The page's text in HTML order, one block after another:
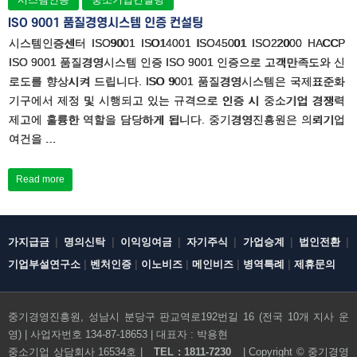
전화문의하기
ISO 9001 품질경영시스템 인증 컨설팅
시스템인증센터 ISO9001 ISO14001 ISO45001 ISO22000 HACCP
ISO 9001 품질경영시스템 인증 ISO 9001 인증으로 고객만족도와 신
로도를 향상시켜 드립니다. ISO 9001 품질경영시스템은 국제표준화
기구에서 제정 및 시행되고 있는 규격으로 인증 시 중소기업 경쟁력
제고에 훌륭한 역할을 담당하게 됩니다. 중기경영진흥원은 의뢰기업
여건을 …
Read more
가지급금 | 명의신탁| 이익잉여금|자기주식 | 가업승계 | 법인전환|
기업부설연구소 | 벤처인증 | 이노비즈 | 메인비즈 | 병역특례 | 제휴문의
중기경영진흥원, 성남시 분당구 판교역로192번길 16 (전국 10개 지사 운
영) | 사업자번호 134-87-18653 | 대표자 : 박용현
중소기업 상담회사 16534호 |
TEL : 1811-7230 | Copyright © 중기경영